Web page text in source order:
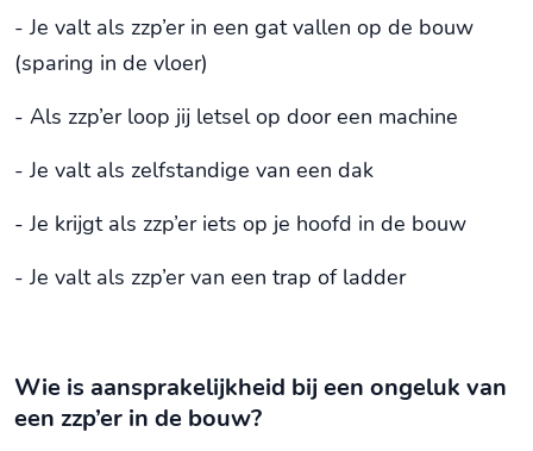
- Je valt als zzp’er in een gat vallen op de bouw
(sparing in de vloer)
- Als zzp’er loop jij letsel op door een machine
- Je valt als zelfstandige van een dak
- Je krijgt als zzp’er iets op je hoofd in de bouw
- Je valt als zzp’er van een trap of ladder
Wie is aansprakelijkheid bij een ongeluk van
een zzp’er in de bouw?